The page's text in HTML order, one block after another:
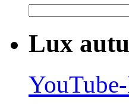
Lux